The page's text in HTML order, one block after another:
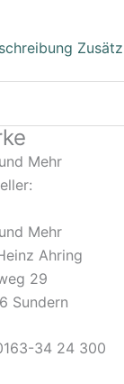
Mehr
Mehr
Ahring
29
Sundern
34 24 300